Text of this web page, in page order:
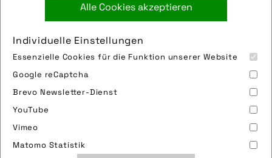
Alle Cookies akzeptieren
Individuelle Einstellungen
Essenzielle Cookies für die Funktion unserer Website
Google reCaptcha
Brevo Newsletter-Dienst
YouTube
Vimeo
Matomo Statistik
Bild downloaden
Nutzungsbedingungen
Datenschutz